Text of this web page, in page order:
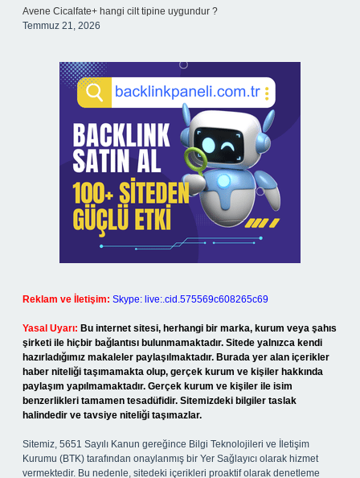
Avene Cicalfate+ hangi cilt tipine uygundur ?
Temmuz 21, 2026
Reklam ve İletişim: Skype: live:.cid.575569c608265c69
Yasal Uyarı: Bu internet sitesi, herhangi bir marka, kurum veya şahıs
şirketi ile hiçbir bağlantısı bulunmamaktadır. Sitede yalnızca kendi
hazırladığımız makaleler paylaşılmaktadır. Burada yer alan içerikler
haber niteliği taşımamakta olup, gerçek kurum ve kişiler hakkında
paylaşım yapılmamaktadır. Gerçek kurum ve kişiler ile isim
benzerlikleri tamamen tesadüfidir. Sitemizdeki bilgiler taslak
halindedir ve tavsiye niteliği taşımazlar.
Sitemiz, 5651 Sayılı Kanun gereğince Bilgi Teknolojileri ve İletişim
Kurumu (BTK) tarafından onaylanmış bir Yer Sağlayıcı olarak hizmet
vermektedir. Bu nedenle, sitedeki içerikleri proaktif olarak denetleme